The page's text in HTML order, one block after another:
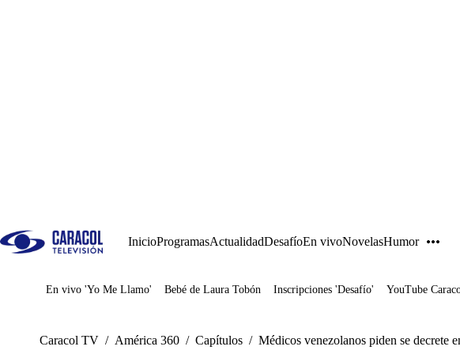
InicioProgramasActualidadDesafíoEn vivoNovelasHumor
Juegos
En vivo 'Yo Me Llamo' Bebé de Laura Tobón Inscripciones 'Desafío' YouTube
Caracol TV / América 360 / Capítulos / Médicos venezolanos piden se decrete